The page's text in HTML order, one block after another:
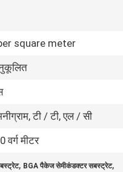
square meter
टी / टी, एल / सी
वर्ग मीटर
, BGA पैकेज सेमीकंडक्टर सबस्ट्रेट,